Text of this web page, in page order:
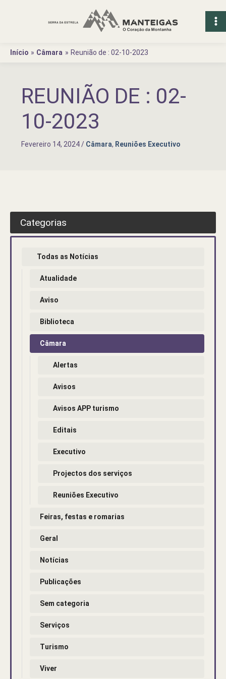
Início
Câmara Reunião de : 02-10-2023
REUNIÃO DE : 02-
10-2023
Fevereiro 14, 2024/ Câmara, Reuniões Executivo
Categorias
Todas as Notícias
Atualidade
Aviso
Biblioteca
Câmara
Alertas
Avisos
Avisos APP turismo
Editais
Executivo
Projectos dos serviços
Reuniões Executivo
Feiras, festas e romarias
Geral
Notícias
Publicações
Sem categoria
Serviços
Turismo
Viver